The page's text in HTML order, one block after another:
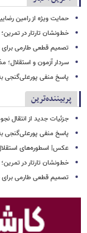
حمایت ویژه از رامین
خط‌ونشان تارتار در
تصمیم قطعی طارمی برای
سردار آزمون و استقلال؛
پاسخ منفی پورعلی‌گنجی
پربیننده‌ترین
جزئیات جدید از انتقال
پاسخ منفی پورعلی‌گنجی
عکس| اسطوره‌های
خط‌ونشان تارتار در
تصمیم قطعی طارمی برای